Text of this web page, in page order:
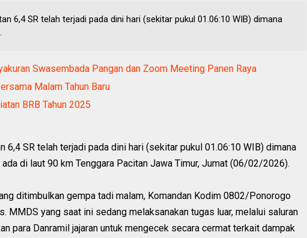
6,4 SR telah terjadi pada dini hari (sekitar pukul 01.06:10 WIB) dimana
Swasembada Pangan dan Zoom Meeting Panen Raya
Malam Tahun Baru
BRB Tahun 2025
6,4 SR telah terjadi pada dini hari (sekitar pukul 01.06:10 WIB) dimana
di laut 90 km Tenggara Pacitan Jawa Timur, Jumat (06/02/2026).
ditimbulkan gempa tadi malam, Komandan Kodim 0802/Ponorogo
MMDS yang saat ini sedang melaksanakan tugas luar, melalui saluran
para Danramil jajaran untuk mengecek secara cermat terkait dampak